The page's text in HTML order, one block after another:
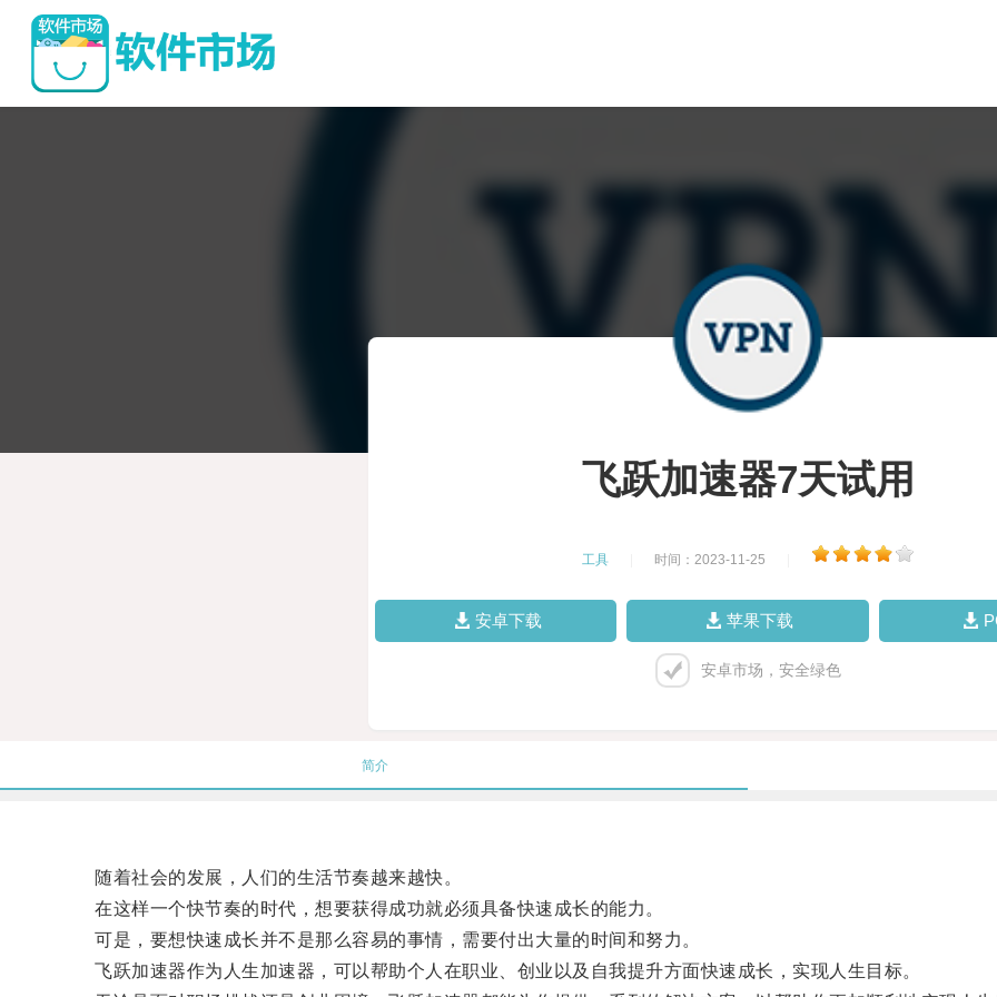
飞跃加速器7天试用
工具 时间：2023-11-25
安卓下载 苹果下载
安卓市场，安全绿色
简介
随着社会的发展，人们的生活节奏越来越快。
在这样一个快节奏的时代，想要获得成功就必须具备快速成长的能力。
可是，要想快速成长并不是那么容易的事情，需要付出大量的时间和努力。
飞跃加速器作为人生加速器，可以帮助个人在职业、创业以及自我提升方面快速成长，实现人生目标。